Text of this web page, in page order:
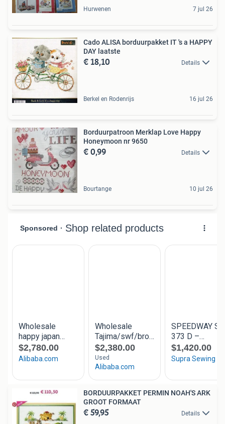
Hurwenen 7 jul 26
Cado ALISA borduurpakket IT 's a HAPPY
DAY laatste
€ 18,10 Details
Berkel en Rodenrijs 16 jul 26
Borduurpatroon Merklap Love Happy
Honeymoon nr 9650
€ 0,99 Details
Bourtange 10 jul 26
BORDUURPAKKET PERMIN NOAH'S ARK
GROOT FORMAAT
€ 59,95 Details